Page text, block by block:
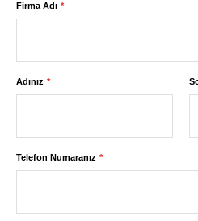
Firma Adı
Adınız
Telefon Numaranız